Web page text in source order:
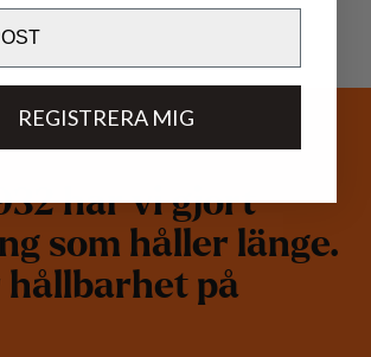
32 har vi gjort
ng som håller länge.
hållbarhet på
REGISTRERA MIG